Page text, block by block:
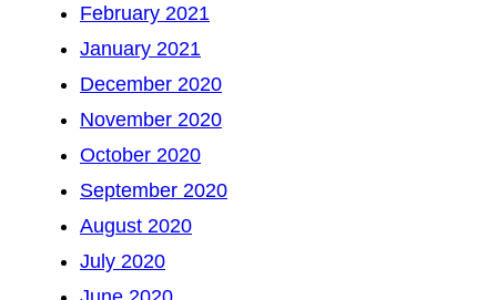
February 2021
January 2021
December 2020
November 2020
October 2020
September 2020
August 2020
July 2020